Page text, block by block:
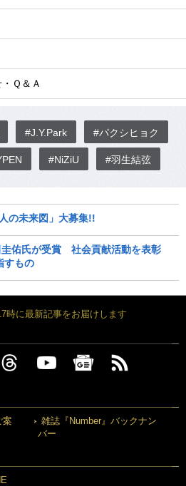
Ｑ＆Ａ
#J.Y.Park #パクシヒョク
#NiZiU #羽生結弦
の未来図」大募集!!
圭佑氏が受賞 社会貢献活動を表彰
すもの
時に最新記事をお届けします
案
雑誌『Number』バックナン
バー